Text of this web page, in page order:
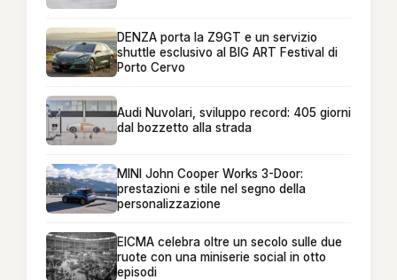
DENZA porta la Z9GT e un servizio
shuttle esclusivo al BIG ART Festival di
Porto Cervo
Audi Nuvolari, sviluppo record: 405 giorni
dal bozzetto alla strada
MINI John Cooper Works 3-Door:
prestazioni e stile nel segno della
personalizzazione
EICMA celebra oltre un secolo sulle due
ruote con una miniserie social in otto
episodi